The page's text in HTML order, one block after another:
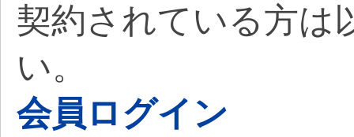
契約されている方は
い。
会員ログイン